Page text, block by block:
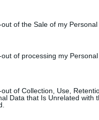
of the Sale of my Personal
of processing my
of Collection, Use,
Data that Is Unrelated with